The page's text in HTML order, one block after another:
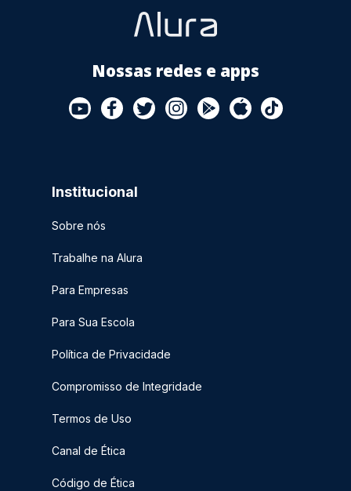
Nossas redes e apps
Institucional
Sobre nós
Trabalhe na Alura
Para Empresas
Para Sua Escola
Política de Privacidade
Compromisso de Integridade
Termos de Uso
Canal de Ética
Código de Ética